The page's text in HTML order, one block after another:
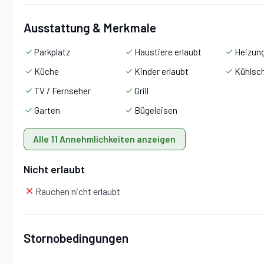
Ausstattung & Merkmale
Parkplatz
Küche
TV / Fernseher
Garten
Haustiere erlaubt
Kinder erlaubt
Grill
Bügeleisen
Alle 11 Annehmlichkeiten anzeigen
Nicht erlaubt
Rauchen nicht erlaubt
Stornobedingungen